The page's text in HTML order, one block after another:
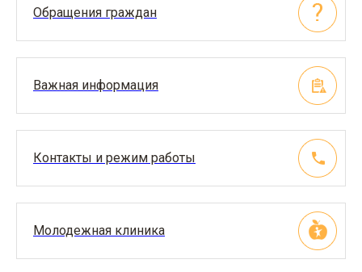
Обращения граждан
Важная информация
Контакты и режим работы
Молодежная клиника